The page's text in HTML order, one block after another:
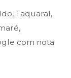
Taquaral,
com nota